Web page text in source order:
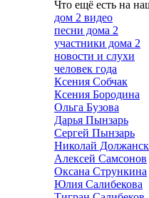
Что ещё есть на
дом 2 видео
песни дома 2
участники дома 2
новости и слухи
человек года
Ксения Собчак
Ксения Бородина
Ольга Бузова
Дарья Пынзарь
Сергей Пынзарь
Николай
Алексей Самсонов
Оксана Стрункина
Юлия Салибекова